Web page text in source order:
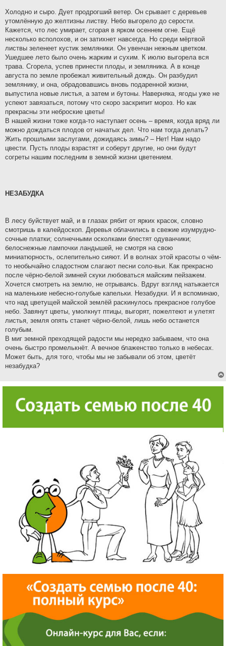
Холодно и сыро. Дует продрогший ветер. Он срывает с деревьев
утомлённую до желтизны листву. Небо выгорело до серости.
Кажется, что лес умирает, сгорая в ярком осеннем огне. Ещё
несколько всполохов, и он затихнет навсегда. Но среди мёртвой
листвы зеленеет кустик земляники. Он увенчан нежным цветком.
Ушедшее лето было очень жарким и сухим. К июлю выгорела вся
трава. Сгорела, успев принести плоды, и земляника. А в конце
августа по земле пробежал живительный дождь. Он разбудил
землянику, и она, обрадовавшись вновь подаренной жизни,
выпустила новые листья, а затем и бутоны. Наверняка, ягоды уже не
успеют завязаться, потому что скоро заскрипит мороз. Но как
прекрасны эти неброские цветы!
В нашей жизни тоже когда-то наступает осень – время, когда вряд ли
можно дождаться плодов от начатых дел. Что нам тогда делать?
Жить прошлыми заслугами, дожидаясь зимы? – Нет! Нам надо
цвести. Пусть плоды взрастят и соберут другие, но они будут
согреты нашим последним в земной жизни цветением.
НЕЗАБУДКА
В лесу буйствует май, и в глазах рябит от ярких красок, словно
смотришь в калейдоскоп. Деревья облачились в свежие изумрудно-
сочные платки; солнечными осколками блестят одуванчики;
белоснежные лампочки ландышей, не смотря на свою
миниатюрность, ослепительно сияют. И в волнах этой красоты о чём-
то необычайно сладостном слагают песни соло-вьи. Как прекрасно
после чёрно-белой зимней скуки любоваться майским пейзажем.
Хочется смотреть на землю, не отрываясь. Вдруг взгляд натыкается
на маленькие небесно-голубые капельки. Незабудки. И я вспоминаю,
что над цветущей майской землёй раскинулось прекрасное голубое
небо. Завянут цветы, умолкнут птицы, выгорят, пожелтеют и улетят
листья, земля опять станет чёрно-белой, лишь небо останется
голубым.
В миг земной преходящей радости мы нередко забываем, что она
очень быстро промелькнёт. А вечное блаженство только в небесах.
Может быть, для того, чтобы мы не забывали об этом, цветёт
незабудка?